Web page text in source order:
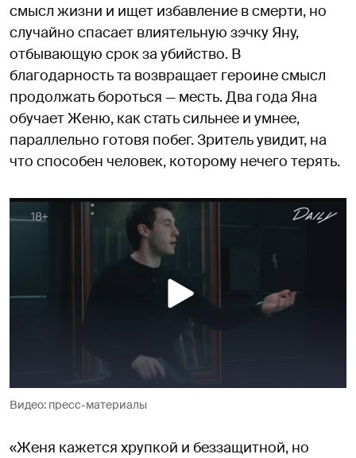
смысл жизни и ищет избавление в смерти, но
случайно спасает влиятельную зэчку Яну,
отбывающую срок за убийство. В
благодарность та возвращает героине смысл
продолжать бороться — месть. Два года Яна
обучает Женю, как стать сильнее и умнее,
параллельно готовя побег. Зритель увидит, на
что способен человек, которому нечего терять.
Видео: пресс-материалы
«Женя кажется хрупкой и беззащитной, но